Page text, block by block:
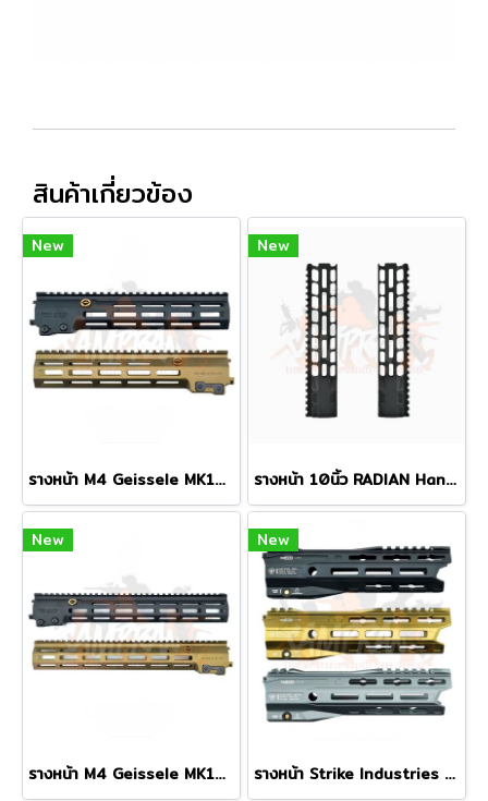
สินค้าเกี่ยวข้อง
New
รางหน้า M4 Geissele MK16 M-LOK 10.5" Super Modular Rail
New
รางหน้า 10นิ้ว RADIAN Handguard M-LOK
New
รางหน้า M4 Geissele MK16 M-LOK 13.5" Super Modular Rail
New
รางหน้า Strike Industries GRIDLOK LITE 8.5นิ้ว